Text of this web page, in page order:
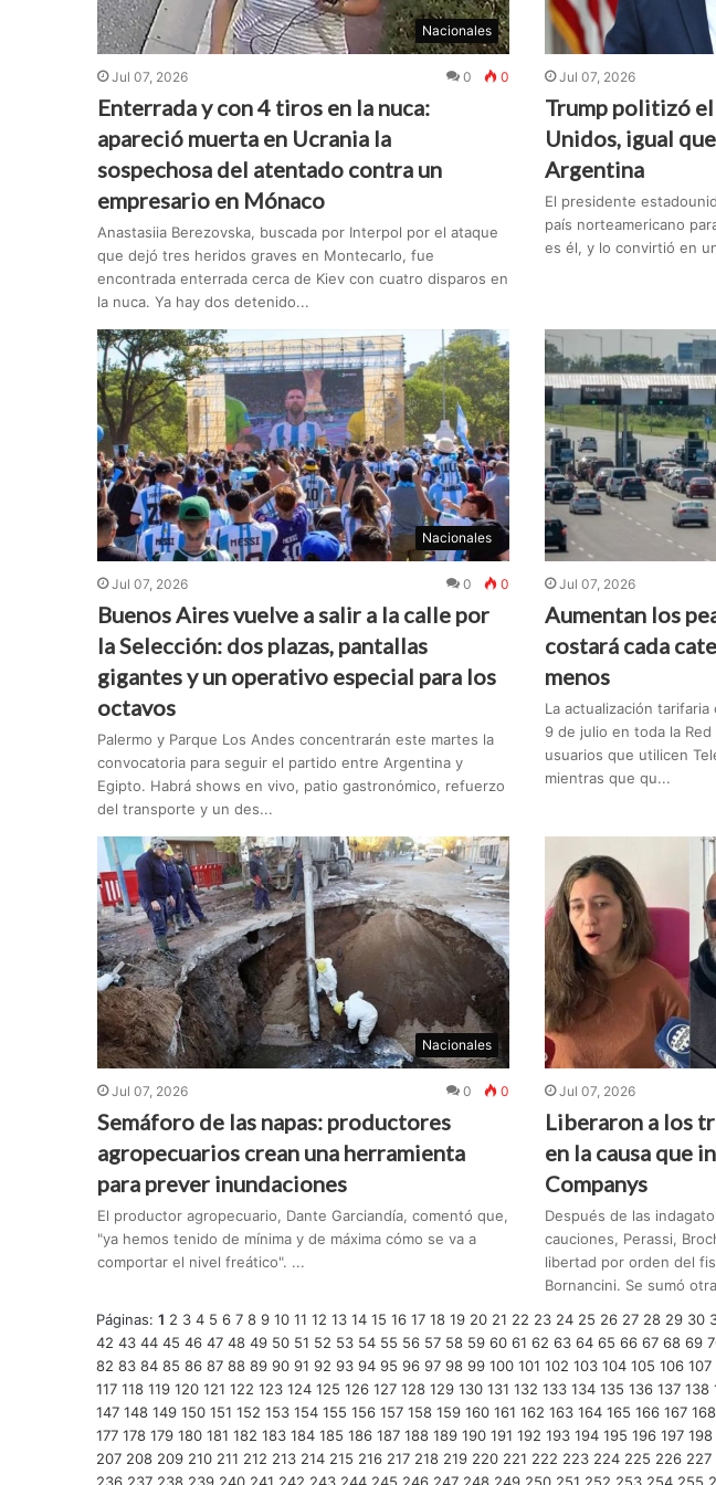
Nacionales
Jul 07, 2026 0 0
Enterrada y con 4 tiros en la nuca:
apareció muerta en Ucrania la
sospechosa del atentado contra un
empresario en Mónaco
Anastasiia Berezovska, buscada por Interpol por el ataque
que dejó tres heridos graves en Montecarlo, fue
encontrada enterrada cerca de Kiev con cuatro disparos en
la nuca. Ya hay dos detenido...
Jul 07, 2026
Trump politizó
Unidos, igual
Argentina
El presidente
país norteamericano
es él, y lo convirtió en
Nacionales
Jul 07, 2026 0 0
Buenos Aires vuelve a salir a la calle por
la Selección: dos plazas, pantallas
gigantes y un operativo especial para los
octavos
Palermo y Parque Los Andes concentrarán este martes la
convocatoria para seguir el partido entre Argentina y
Egipto. Habrá shows en vivo, patio gastronómico, refuerzo
del transporte y un des...
Jul 07, 2026
Aumentan los
costará cada
menos
La actualización
9 de julio en toda la
usuarios que utilicen
mientras que qu...
Nacionales
Jul 07, 2026 0 0
Semáforo de las napas: productores
agropecuarios crean una herramienta
para prever inundaciones
El productor agropecuario, Dante Garciandía, comentó que,
"ya hemos tenido de mínima y de máxima cómo se va a
comportar el nivel freático". ...
Jul 07, 2026
Liberaron a los
en la causa que
Companys
Después de las
cauciones, Perassi,
libertad por orden del
Bornancini. Se sumó
Páginas: 1 2 3 4 5 6 7 8 9 10 11 12 13 14 15 16 17 18 19 20 21 22 23 24 25 26 27 28 29 30
42 43 44 45 46 47 48 49 50 51 52 53 54 55 56 57 58 59 60 61 62 63 64 65 66 67 68 69
82 83 84 85 86 87 88 89 90 91 92 93 94 95 96 97 98 99 100 101 102 103 104 105 106 107
117 118 119 120 121 122 123 124 125 126 127 128 129 130 131 132 133 134 135 136 137 138
147 148 149 150 151 152 153 154 155 156 157 158 159 160 161 162 163 164 165 166 167 168
177 178 179 180 181 182 183 184 185 186 187 188 189 190 191 192 193 194 195 196 197 198
207 208 209 210 211 212 213 214 215 216 217 218 219 220 221 222 223 224 225 226 227